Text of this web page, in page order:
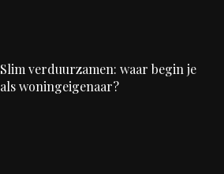
Slim verduurzamen: waar begin je
als woningeigenaar?